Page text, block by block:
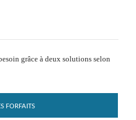
grâce à deux solutions selon
FORFAITS